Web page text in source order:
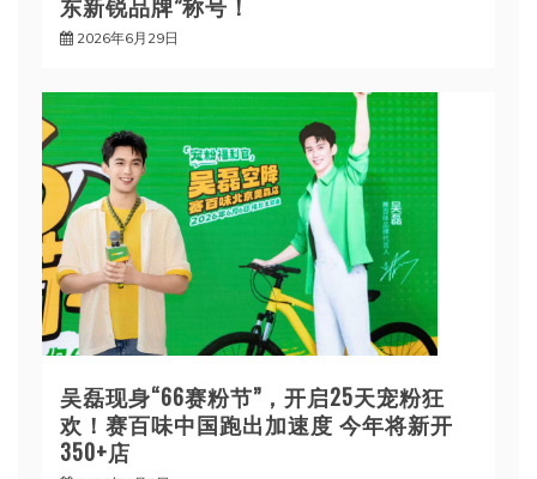
2026年6月29日
吴磊现身“66赛粉节”，开启25天宠粉狂
欢！赛百味中国跑出加速度 今年将新开
350+店